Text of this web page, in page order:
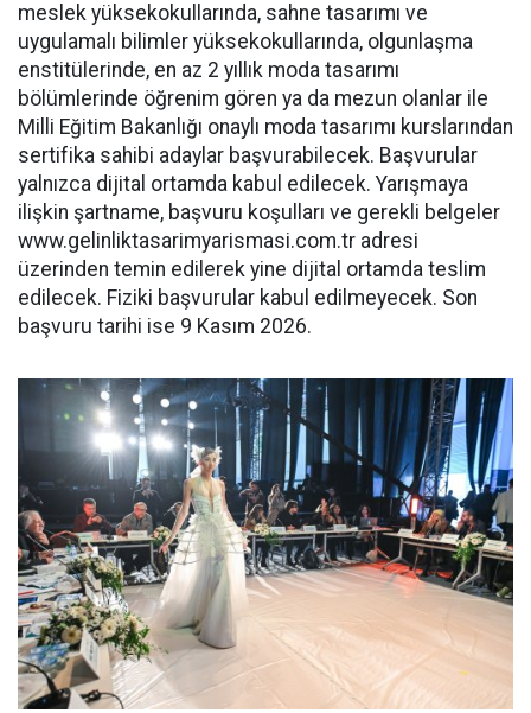
meslek yüksekokullarında, sahne tasarımı ve
uygulamalı bilimler yüksekokullarında, olgunlaşma
enstitülerinde, en az 2 yıllık moda tasarımı
bölümlerinde öğrenim gören ya da mezun olanlar ile
Milli Eğitim Bakanlığı onaylı moda tasarımı kurslarından
sertifika sahibi adaylar başvurabilecek. Başvurular
yalnızca dijital ortamda kabul edilecek. Yarışmaya
ilişkin şartname, başvuru koşulları ve gerekli belgeler
www.gelinliktasarimyarismasi.com.tr adresi
üzerinden temin edilerek yine dijital ortamda teslim
edilecek. Fiziki başvurular kabul edilmeyecek. Son
başvuru tarihi ise 9 Kasım 2026.